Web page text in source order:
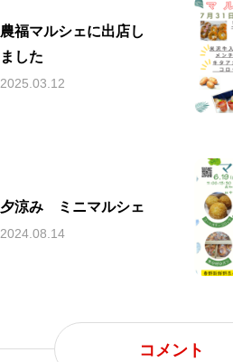
農福マルシェに出店し
ました
2025.03.12
夕涼み ミニマルシェ
2024.08.14
コメント